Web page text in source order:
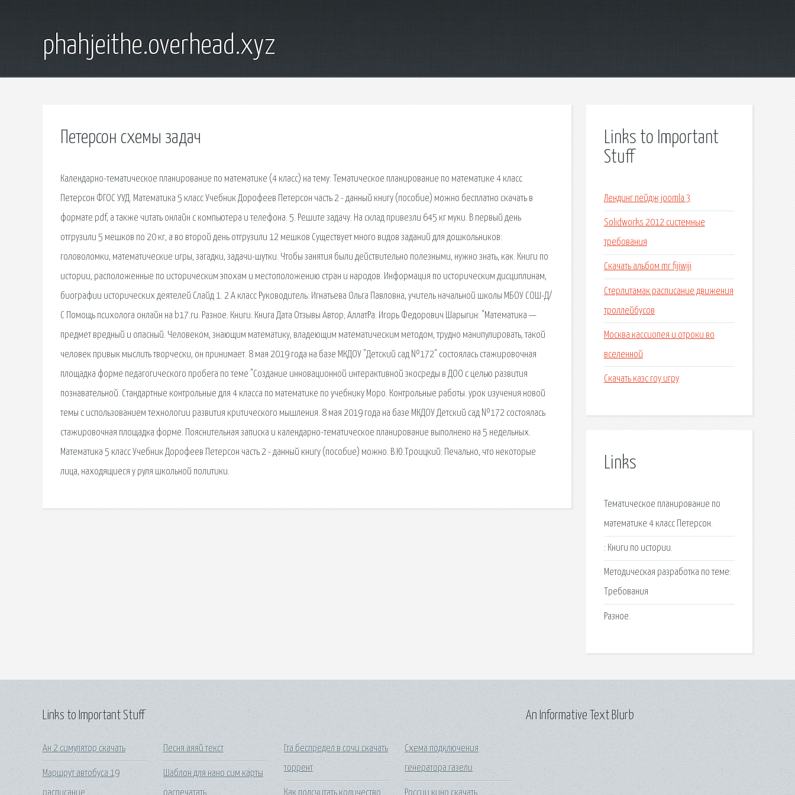
phahjeithe.overhead.xyz
Петерсон схемы задач
Календарно-тематическое планирование по математике (4 класс) на тему: Тематическое планирование по математике 4 класс
Петерсон ФГОС УУД. Математика 5 класс Учебник Дорофеев Петерсон часть 2 - данный книгу (пособие) можно бесплатно скачать в
формате pdf, а также читать онлайн с компьютера и телефона. 5. Решите задачу. На склад привезли 645 кг муки. В первый день
отгрузили 5 мешков по 20 кг, а во второй день отгрузили 12 мешков Существует много видов заданий для дошкольников:
головоломки, математические игры, загадки, задачи-шутки. Чтобы занятия были действительно полезными, нужно знать, как. Книги по
истории, расположенные по историческим эпохам и местоположению стран и народов. Информация по историческим дисциплинам,
биографии исторических деятелей Слайд 1. 2 А класс Руководитель: Игнатьева Ольга Павловна, учитель начальной школы МБОУ СОШ-Д/
С Помощь психолога онлайн на b17.ru. Разное. Книги. Книга Дата Отзывы Автор; АллатРа. Игорь Федорович Шарыгин: "Математика —
предмет вредный и опасный. Человеком, знающим математику, владеющим математическим методом, трудно манипулировать, такой
человек привык мыслить творчески, он принимает. 8 мая 2019 года на базе МКДОУ "Детский сад №172" состоялась стажировочная
площадка форме педагогического пробега по теме "Создание инновационной интерактивной экосреды в ДОО с целью развития
познавательной. Стандартные контрольные для 4 класса по математике по учебнику Моро. Контрольные работы. урок изучения новой
темы с использованием технологии развития критического мышления. 8 мая 2019 года на базе МКДОУ Детский сад №172 состоялась
стажировочная площадка форме. Пояснительная записка и календарно-тематическое планирование выполнено на 5 недельных.
Математика 5 класс Учебник Дорофеев Петерсон часть 2 - данный книгу (пособие) можно. В.Ю.Троицкий: Печально, что некоторые
лица, находящиеся у руля школьной политики.
Links to Important
Stuff
Лендинг пейдж joomla 3
Solidworks 2012 системные
требования
Скачать альбом mr fijiwiji
Стерлитамак расписание движения
троллейбусов
Москва кассиопея и отроки во
вселенной
Скачать каэс гоу игру
Links
Тематическое планирование по
математике 4 класс Петерсон.
: Книги по истории.
Методическая разработка по теме:
Требования
Разное.
Links to Important Stuff
Ан 2 симулятор скачать
Маршрут автобуса 19
Песня аяяй текст
Шаблон для нано сим карты
Гта беспредел в сочи скачать
торрент
Схема подключения
генератора газели
An Informative Text Blurb